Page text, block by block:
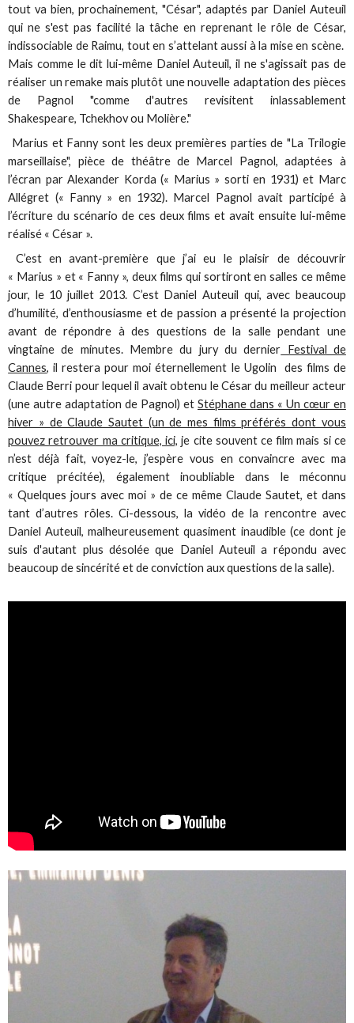
tout va bien, prochainement, "César", adaptés par Daniel Auteuil
qui ne s'est pas facilité la tâche en reprenant le rôle de César,
indissociable de Raimu, tout en s’attelant aussi à la mise en scène.
Mais comme le dit lui-même Daniel Auteuil, il ne s'agissait pas de
réaliser un remake mais plutôt une nouvelle adaptation des pièces
de Pagnol "comme d'autres revisitent inlassablement
Shakespeare, Tchekhov ou Molière."
Marius et Fanny sont les deux premières parties de "La Trilogie
marseillaise", pièce de théâtre de Marcel Pagnol, adaptées à
l’écran par Alexander Korda (« Marius » sorti en 1931) et Marc
Allégret (« Fanny » en 1932). Marcel Pagnol avait participé à
l’écriture du scénario de ces deux films et avait ensuite lui-même
réalisé « César ».
C’est en avant-première que j’ai eu le plaisir de découvrir
« Marius » et « Fanny », deux films qui sortiront en salles ce même
jour, le 10 juillet 2013. C’est Daniel Auteuil qui, avec beaucoup
d’humilité, d’enthousiasme et de passion a présenté la projection
avant de répondre à des questions de la salle pendant une
vingtaine de minutes. Membre du jury du dernier Festival de
Cannes, il restera pour moi éternellement le Ugolin des films de
Claude Berri pour lequel il avait obtenu le César du meilleur acteur
(une autre adaptation de Pagnol) et Stéphane dans « Un cœur en
hiver » de Claude Sautet (un de mes films préférés dont vous
pouvez retrouver ma critique, ici, je cite souvent ce film mais si ce
n’est déjà fait, voyez-le, j’espère vous en convaincre avec ma
critique précitée), également inoubliable dans le méconnu
« Quelques jours avec moi » de ce même Claude Sautet, et dans
tant d’autres rôles. Ci-dessous, la vidéo de la rencontre avec
Daniel Auteuil, malheureusement quasiment inaudible (ce dont je
suis d'autant plus désolée que Daniel Auteuil a répondu avec
beaucoup de sincérité et de conviction aux questions de la salle).